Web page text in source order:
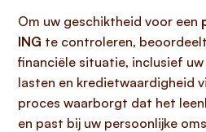
Om uw geschiktheid voor een
ING te controleren,
financiële situatie, inclusief
lasten en kredietwaardigheid
proces waarborgt dat het
en past bij uw persoonlijke